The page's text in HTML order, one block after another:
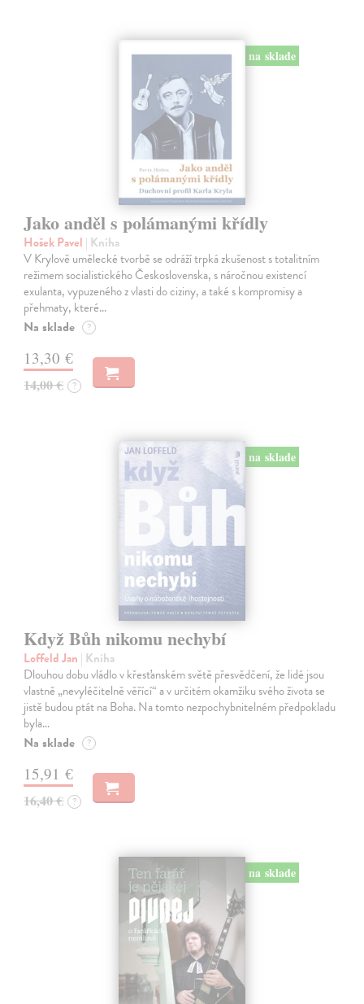
na sklade
Jako anděl s polámanými křídly
Hošek Pavel | Kniha
V Krylově umělecké tvorbě se odráží trpká zkušenost s totalitním
režimem socialistického Československa, s náročnou existencí
exulanta, vypuzeného z vlasti do ciziny, a také s kompromisy a
přehmaty, které…
Na sklade ?
13,30 €
14,00 € ?
na sklade
Když Bůh nikomu nechybí
Loffeld Jan | Kniha
Dlouhou dobu vládlo v křesťanském světě přesvědčení, že lidé jsou
vlastně „nevyléčitelně věřící“ a v určitém okamžiku svého života se
jistě budou ptát na Boha. Na tomto nezpochybnitelném předpokladu
byla…
Na sklade ?
15,91 €
16,40 € ?
na sklade